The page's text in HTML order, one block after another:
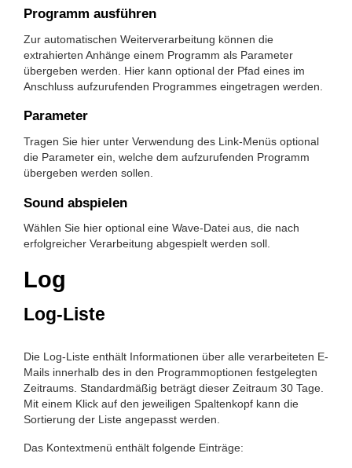
Programm ausführen
Zur automatischen Weiterverarbeitung können die
extrahierten Anhänge einem Programm als Parameter
übergeben werden. Hier kann optional der Pfad eines im
Anschluss aufzurufenden Programmes eingetragen werden.
Parameter
Tragen Sie hier unter Verwendung des Link-Menüs optional
die Parameter ein, welche dem aufzurufenden Programm
übergeben werden sollen.
Sound abspielen
Wählen Sie hier optional eine Wave-Datei aus, die nach
erfolgreicher Verarbeitung abgespielt werden soll.
Log
Log-Liste
Die Log-Liste enthält Informationen über alle verarbeiteten E-
Mails innerhalb des in den Programm­optionen festgelegten
Zeitraums. Standardmäßig beträgt dieser Zeitraum 30 Tage.
Mit einem Klick auf den jeweiligen Spaltenkopf kann die
Sortierung der Liste angepasst werden.
Das Kontextmenü enthält folgende Einträge: